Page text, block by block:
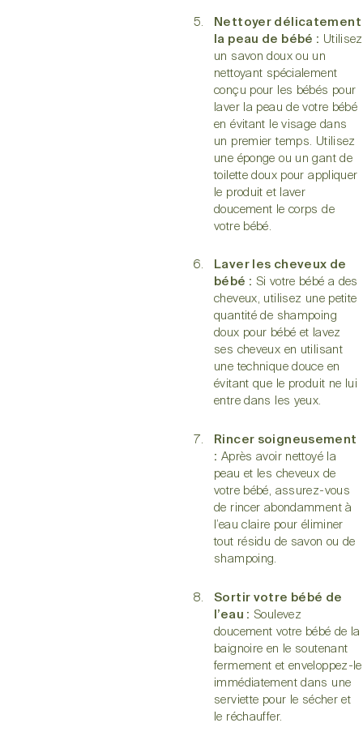
Nettoyer délicatement
la peau de bébé : Utilisez
un savon doux ou un
nettoyant spécialement
conçu pour les bébés pour
laver la peau de votre bébé
en évitant le visage dans
un premier temps. Utilisez
une éponge ou un gant de
toilette doux pour appliquer
le produit et laver
doucement le corps de
votre bébé.
Laver les cheveux de
bébé : Si votre bébé a des
cheveux, utilisez une petite
quantité de shampoing
doux pour bébé et lavez
ses cheveux en utilisant
une technique douce en
évitant que le produit ne lui
entre dans les yeux.
Rincer soigneusement
: Après avoir nettoyé la
peau et les cheveux de
votre bébé, assurez-vous
de rincer abondamment à
l’eau claire pour éliminer
tout résidu de savon ou de
shampoing.
Sortir votre bébé de
l’eau : Soulevez
doucement votre bébé de la
baignoire en le soutenant
fermement et enveloppez-le
immédiatement dans une
serviette pour le sécher et
le réchauffer.